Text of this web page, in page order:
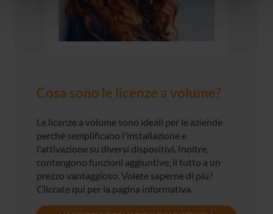
Cosa sono le licenze a volume?
Le licenze a volume sono ideali per le aziende
perché semplificano l'installazione e
l'attivazione su diversi dispositivi. Inoltre,
contengono funzioni aggiuntive, il tutto a un
prezzo vantaggioso. Volete saperne di più?
Cliccate qui per la pagina informativa.